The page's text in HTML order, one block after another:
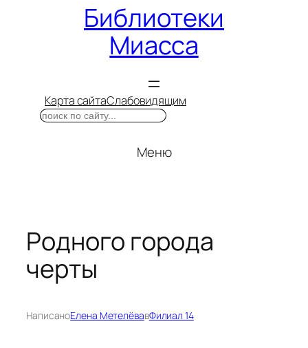
Библиотеки
Миасса
Карта сайтаСлабовидящим
Поиск
Меню
Родного города
черты
НаписаноЕлена МетелёвавФилиал 14